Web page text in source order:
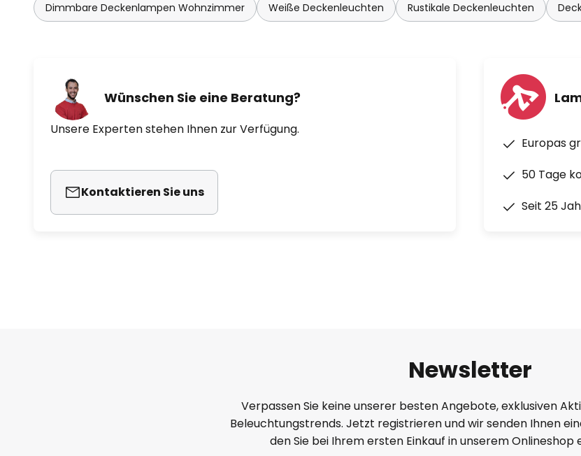
Dimmbare Deckenlampen Wohnzimmer Weiße Deckenleuchten Rustikale Deckenleuchten
Wünschen Sie eine Beratung?
Unsere Experten stehen Ihnen zur Verfügung.
Kontaktieren Sie uns
Europas
50 Tage
Seit 25
Newsletter
Verpassen Sie keine unserer besten Angebote, exklusiven
Beleuchtungstrends. Jetzt registrieren und wir senden Ihnen
den Sie bei Ihrem ersten Einkauf in unserem Onlineshop